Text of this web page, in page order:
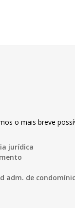
o mais breve
jurídica
adm. de